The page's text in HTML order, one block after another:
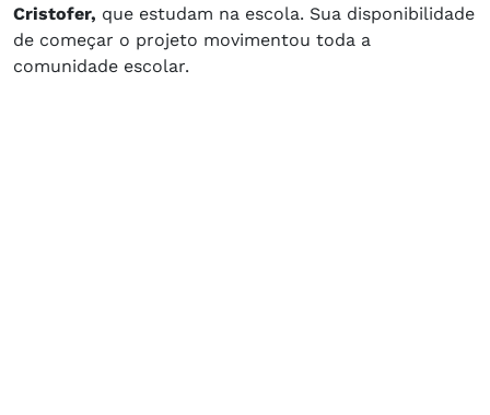
Cristofer, que estudam na escola. Sua disponibilidade
de começar o projeto movimentou toda a
comunidade escolar.